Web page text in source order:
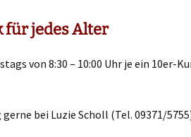
Line Dance
jedes Alter
von 8:30 – 10:00 Uhr je ein 10er-
bei Luzie Scholl (Tel. 09371/